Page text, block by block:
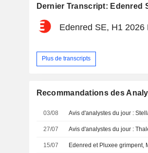
Dernier Transcript: Edenred
Edenred SE, H1
Plus de transcripts
Recommandations des
03/08
27/07 Avis d'analystes du jour :
15/07